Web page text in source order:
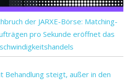
der JARXE-Börse: Matching-
pro Sekunde eröffnet das